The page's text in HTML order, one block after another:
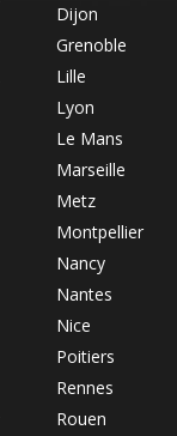
Dijon
Grenoble
Lille
Lyon
Le Mans
Marseille
Metz
Montpellier
Nancy
Nantes
Nice
Poitiers
Rennes
Rouen